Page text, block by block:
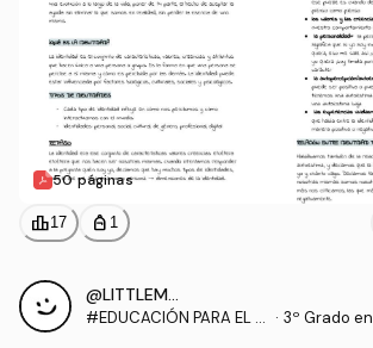
50 páginas
leaderboard17 personal_bag 1
@LITTLEMERY
#EDUCACIÓN PARA EL D · 3º Grado